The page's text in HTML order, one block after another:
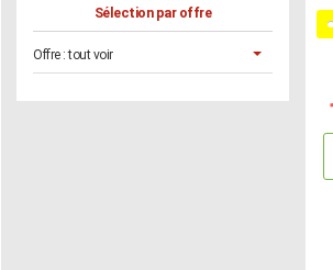
Sélection par offre
Offre :tout voir